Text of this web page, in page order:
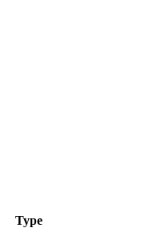
Type